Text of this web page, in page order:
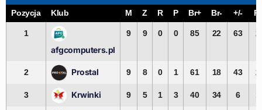
Pozycja Klub M Z R P Br+ Br- +/-
1
afgcomputers.pl
9 9 0 0 85 22 63
2 Prostal 9 8 0 1 61 18 43
3 Krwinki 9 5 1 3 40 34 6